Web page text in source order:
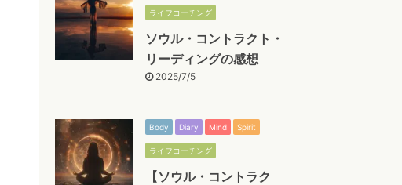
ライフコーチング
ソウル・コントラクト・
リーディングの感想
2025/7/5
Body Diary Mind Spirit
ライフコーチング
【ソウル・コントラク